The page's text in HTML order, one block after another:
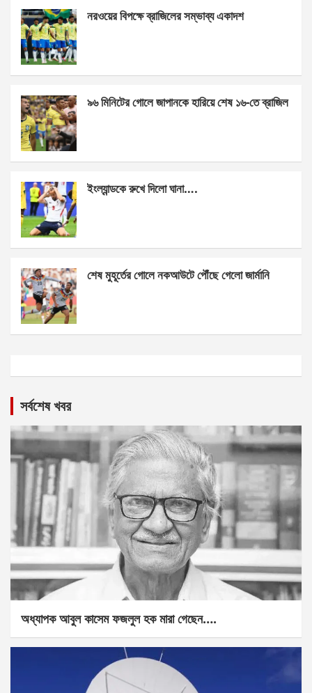
b
o
o
k
n
g
er
s
p
e
নরওয়ের বিপক্ষে ব্রাজিলের সম্ভাব্য একাদশ
৯৬ মিনিটের গোলে জাপানকে হারিয়ে শেষ ১৬-তে ব্রাজিল
ইংল্যান্ডকে রুখে দিলো ঘানা….
শেষ মুহূর্তের গোলে নকআউটে পৌঁছে গেলো জার্মানি
সর্বশেষ খবর
অধ্যাপক আবুল কাসেম ফজলুল হক মারা গেছেন….